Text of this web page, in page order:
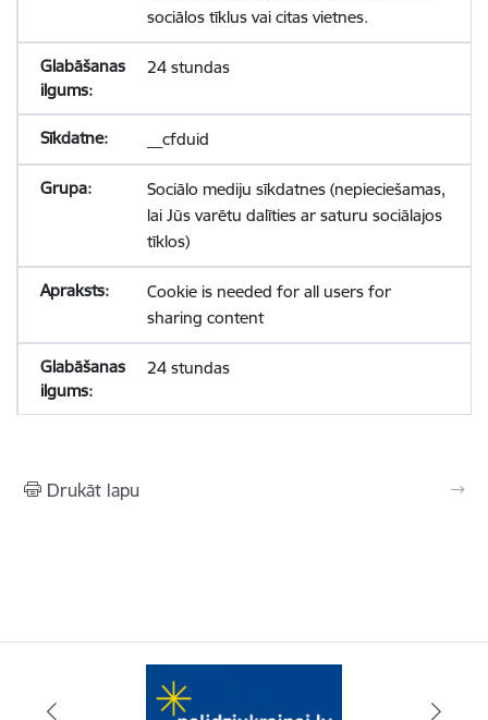
sociālos tīklus vai citas vietnes.
24 stundas
__cfduid
Sociālo mediju sīkdatnes (nepieciešamas,
lai Jūs varētu dalīties ar saturu sociālajos
tīklos)
Cookie is needed for all users for
sharing content
24 stundas
Drukāt lapu